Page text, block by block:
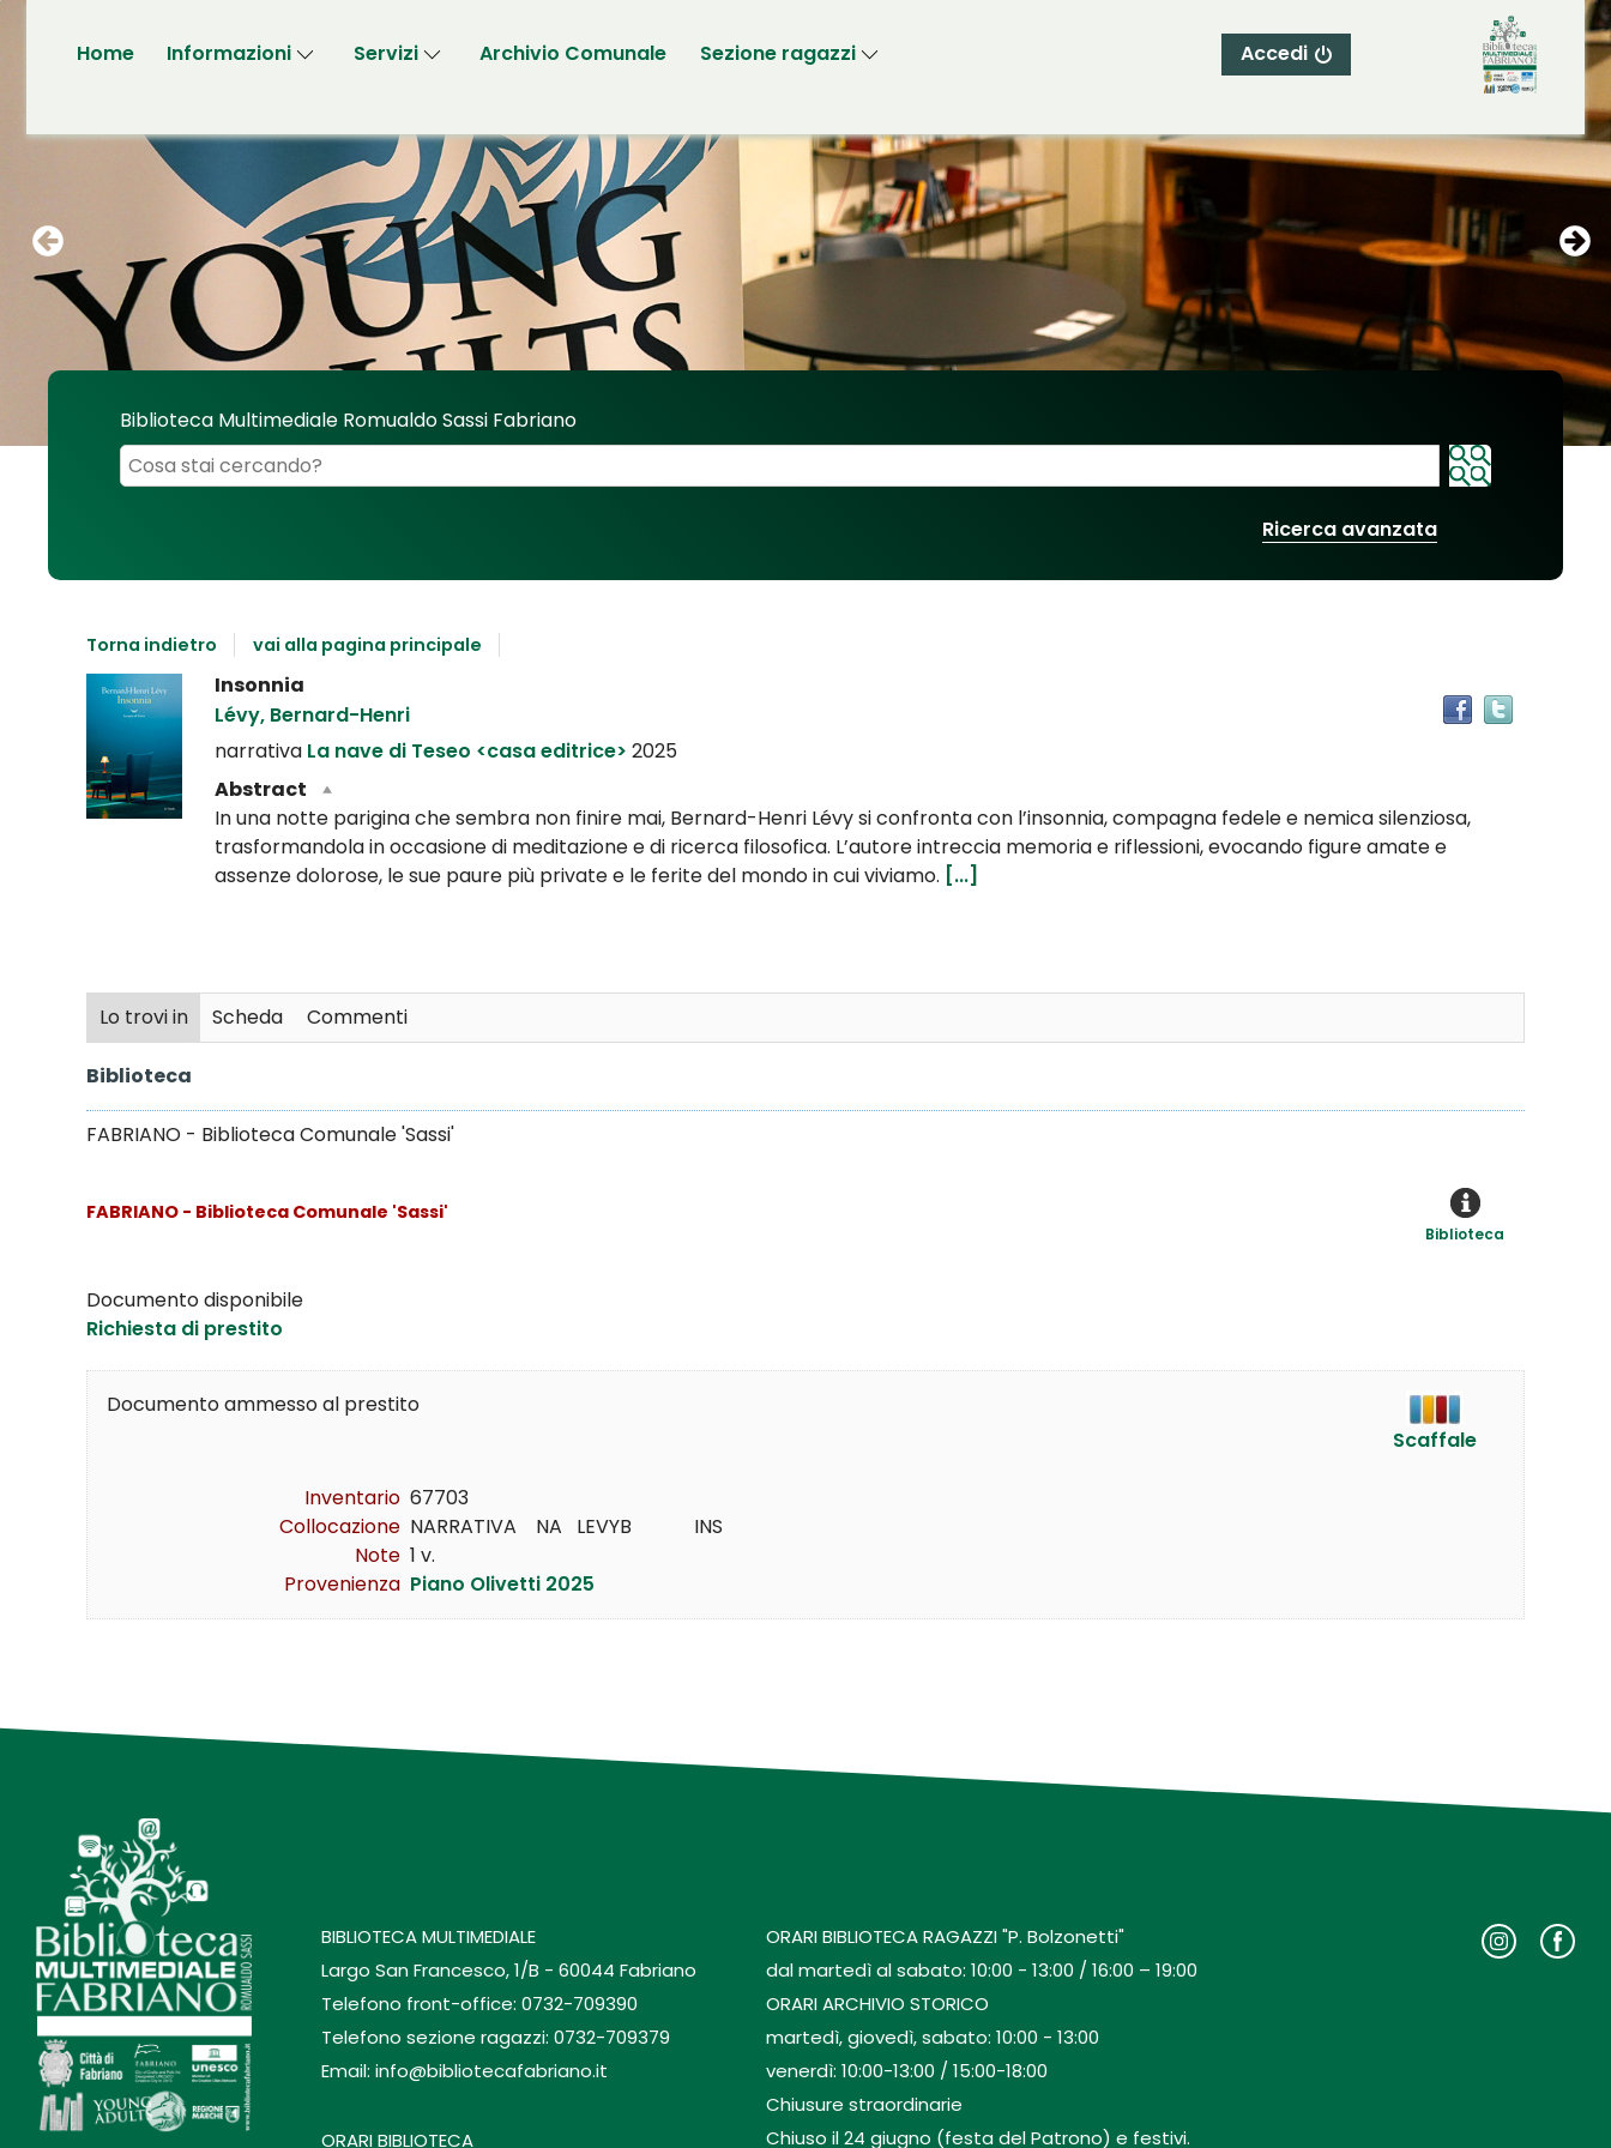
Home Informazioni Servizi Archivio Comunale Sezione ragazzi Accedi
Biblioteca Multimediale Romualdo Sassi Fabriano
Cerca su "Biblioteca Multimediale Romualdo Sassi Fabriano"
Ricerca avanzata
Torna indietro vai alla pagina principale
Dettaglio
documento
Insonnia
Lévy, Bernard-Henri
narrativa La nave di Teseo <casa editrice> 2025
Abstract
In una notte parigina che sembra non finire mai, Bernard-Henri Lévy si confronta con l’insonnia, compagna fedele e nemica silenziosa,
trasformandola in occasione di meditazione e di ricerca filosofica. L’autore intreccia memoria e riflessioni, evocando figure amate e
assenze dolorose, le sue paure più private e le ferite del mondo in cui viviamo. [...]
Lo trovi in Scheda Commenti
Biblioteca
FABRIANO - Biblioteca Comunale 'Sassi'
FABRIANO - Biblioteca Comunale 'Sassi'
Biblioteca
Documento disponibile
Richiesta di prestito
Documento ammesso al prestito
Inventario 67703
Collocazione NARRATIVA    NA   LEVYB             INS
Note 1 v.
Provenienza Piano Olivetti 2025
Scaffale
BIBLIOTECA MULTIMEDIALE
Largo San Francesco, 1/B - 60044 Fabriano
Telefono front-office: 0732-709390
Telefono sezione ragazzi: 0732-709379
Email: info@bibliotecafabriano.it
ORARI BIBLIOTECA
ORARI BIBLIOTECA RAGAZZI "P. Bolzonetti"
dal martedì al sabato: 10:00 - 13:00 / 16:00 – 19:00
ORARI ARCHIVIO STORICO
martedì, giovedì, sabato: 10:00 - 13:00
venerdì: 10:00-13:00 / 15:00-18:00
Chiusure straordinarie
Chiuso il 24 giugno (festa del Patrono) e festivi.